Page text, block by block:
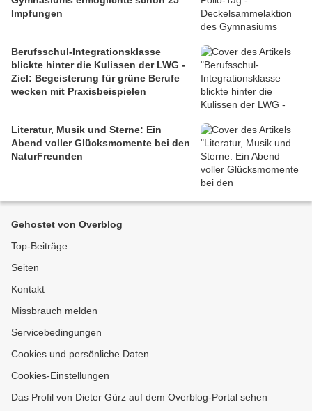
Impfungen
Berufsschul-Integrationsklasse
blickte hinter die Kulissen der LWG -
Ziel: Begeisterung für grüne Berufe
wecken mit Praxisbeispielen
Literatur, Musik und Sterne: Ein
Abend voller Glücksmomente bei den
NaturFreunden
Gehostet von Overblog
Top-Beiträge
Seiten
Kontakt
Missbrauch melden
Servicebedingungen
Cookies und persönliche Daten
Cookies-Einstellungen
Das Profil von Dieter Gürz auf dem Overblog-Portal sehen